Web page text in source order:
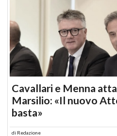
Cavallari e Menna
Marsilio: «Il nuovo
basta»
di Redazione